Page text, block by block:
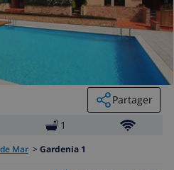
Partager
1
Mar > Gardenia 1